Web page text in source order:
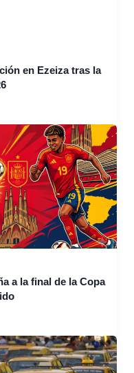
en Ezeiza tras la
a la final de la Copa